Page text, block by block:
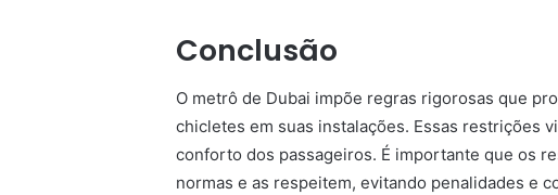
Conclusão
O metrô de Dubai impõe regras rigorosas que
chicletes em suas instalações. Essas restrições
conforto dos passageiros. É importante que os
normas e as respeitem, evitando penalidades e